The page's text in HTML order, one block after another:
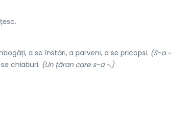
a se înstări, a parveni, a se pricopsi. (S-a
chiaburi. (Un țăran care s-a ~.)